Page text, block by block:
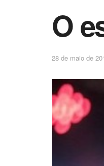
O
28 de maio de